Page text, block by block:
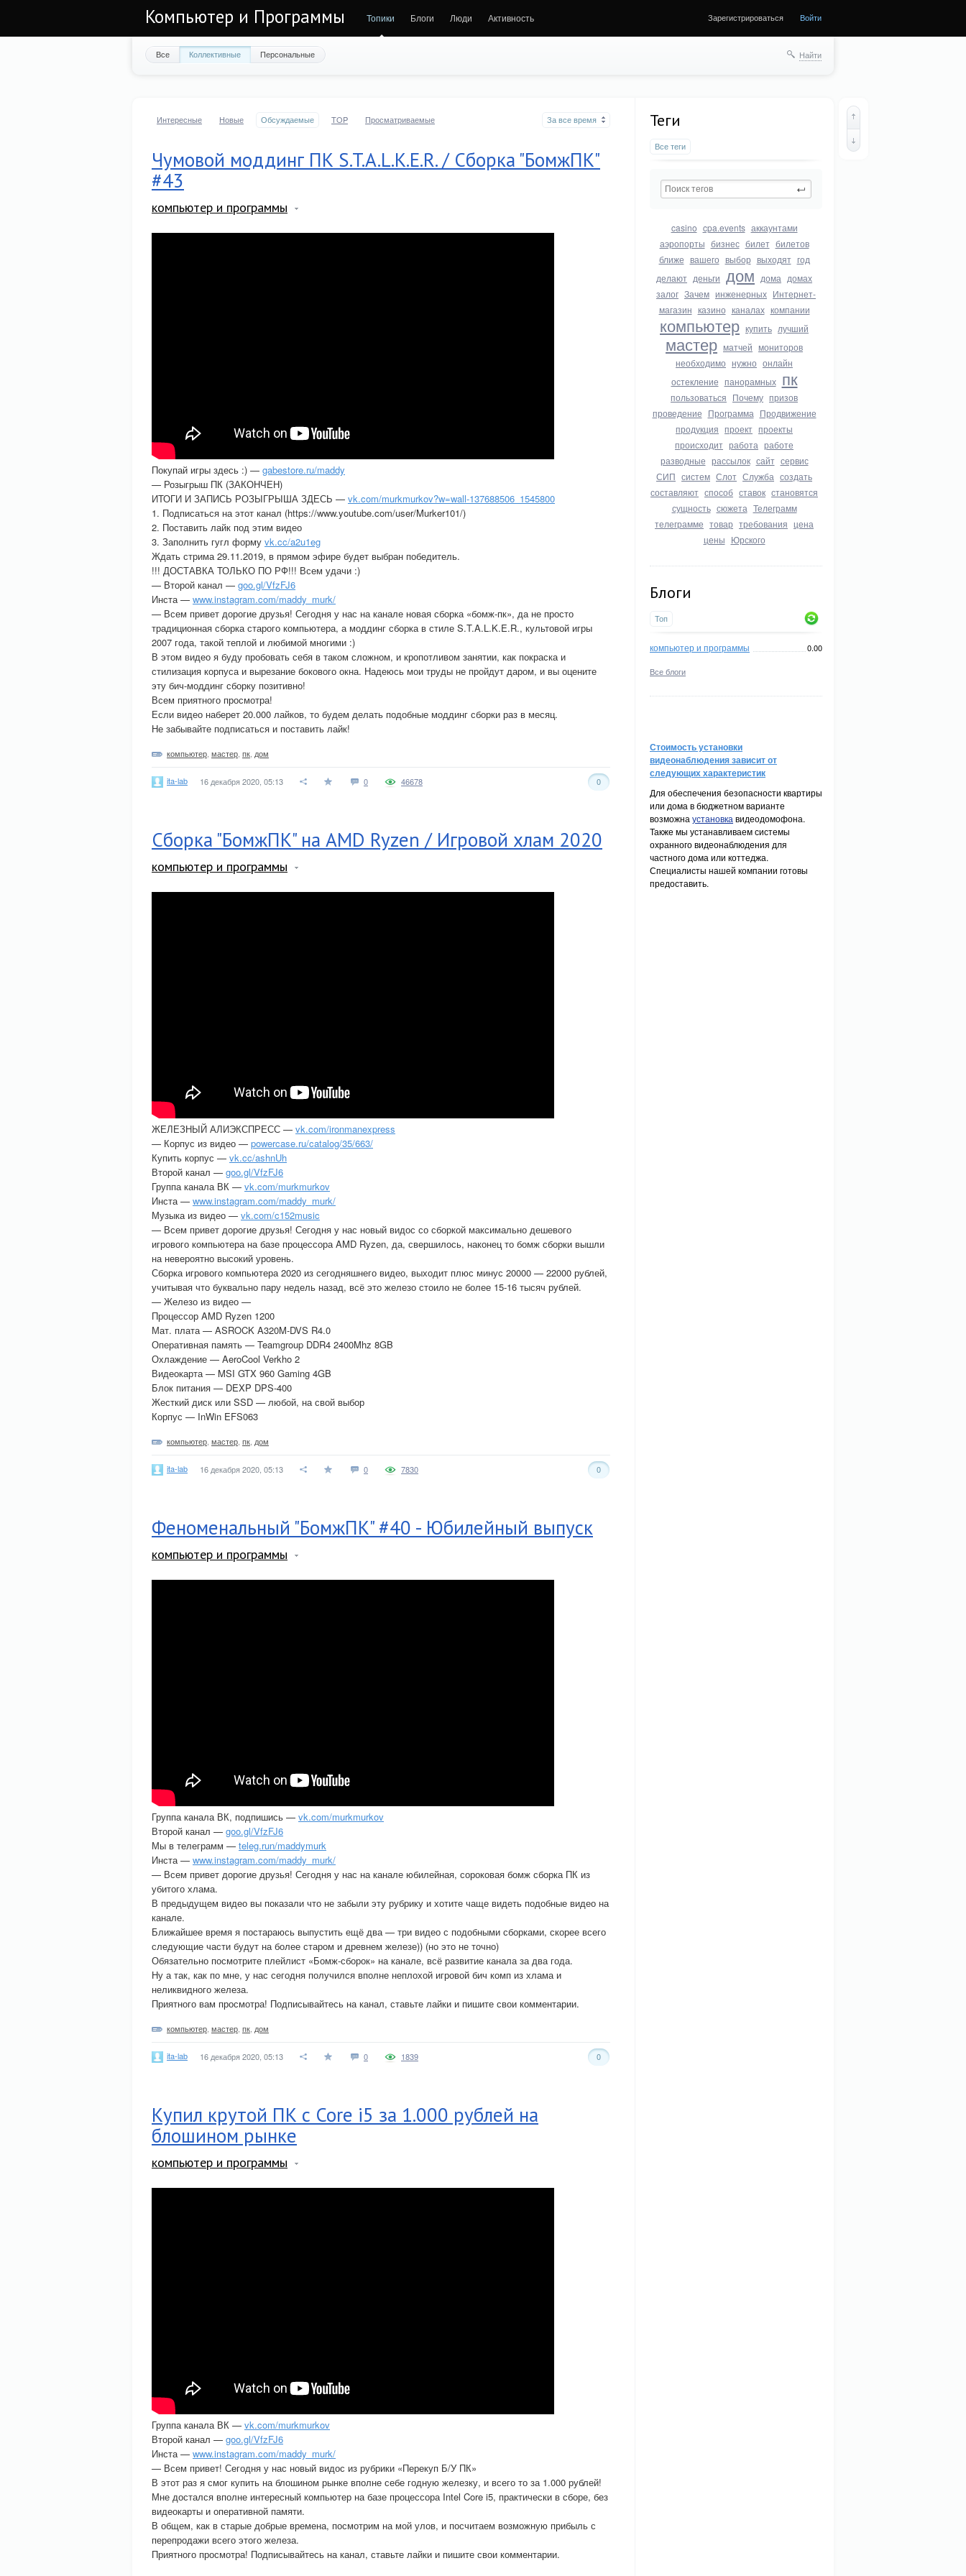
Компьютер и Программы Топики Блоги Люди Активность Зарегистрироваться Войти
Все Коллективные Персональные Найти
Теги
Все теги
casino cpa.events аккаунтами
аэропорты бизнес билет билетов
ближе вашего выбор выходят год
делают деньги дом дома домах
залог Зачем инженерных Интернет-
магазин казино каналах компании
компьютер купить лучший
мастер матчей мониторов
необходимо нужно онлайн
остекление панорамных пк
пользоваться Почему призов
проведение Программа Продвижение
продукция проект проекты
происходит работа работе
разводные рассылок сайт сервис
СИП систем Слот Служба создать
составляют способ ставок становятся
сущность сюжета Телеграмм
телеграмме товар требования цена
цены Юрского
Блоги
Топ
компьютер и программы 0.00
Все блоги
Стоимость установки
видеонаблюдения зависит от
следующих характеристик
Для обеспечения безопасности квартиры
или дома в бюджетном варианте
возможна установка видеодомофона.
Также мы устанавливаем системы
охранного видеонаблюдения для
частного дома или коттеджа.
Специалисты нашей компании готовы
предоставить.
Интересные Новые Обсуждаемые TOP Просматриваемые За все время
Чумовой моддинг ПК S.T.A.L.K.E.R. / Сборка "БомжПК"
#43
компьютер и программы
Покупай игры здесь :) — gabestore.ru/maddy
— Розыгрыш ПК (ЗАКОНЧЕН)
ИТОГИ И ЗАПИСЬ РОЗЫГРЫША ЗДЕСЬ — vk.com/murkmurkov?w=wall-137688506_1545800
1. Подписаться на этот канал (https://www.youtube.com/user/Murker101/)
2. Поставить лайк под этим видео
3. Заполнить гугл форму vk.cc/a2u1eg
Ждать стрима 29.11.2019, в прямом эфире будет выбран победитель.
!!! ДОСТАВКА ТОЛЬКО ПО РФ!!! Всем удачи :)
— Второй канал — goo.gl/VfzFJ6
Инста — www.instagram.com/maddy_murk/
— Всем привет дорогие друзья! Сегодня у нас на канале новая сборка «бомж-пк», да не просто
традиционная сборка старого компьютера, а моддинг сборка в стиле S.T.A.L.K.E.R., культовой игры
2007 года, такой теплой и любимой многими :)
В этом видео я буду пробовать себя в таком сложном, и кропотливом занятии, как покраска и
стилизация корпуса и вырезание бокового окна. Надеюсь мои труды не пройдут даром, и вы оцените
эту бич-моддинг сборку позитивно!
Всем приятного просмотра!
Если видео наберет 20.000 лайков, то будем делать подобные моддинг сборки раз в месяц.
Не забывайте подписаться и поставить лайк!
компьютер мастер пк дом
ita-lab 16 декабря 2020, 05:13 0 0
46678
Сборка "БомжПК" на AMD Ryzen / Игровой хлам 2020
компьютер и программы
ЖЕЛЕЗНЫЙ АЛИЭКСПРЕСС — vk.com/ironmanexpress
— Корпус из видео — powercase.ru/catalog/35/663/
Купить корпус — vk.cc/ashnUh
Второй канал — goo.gl/VfzFJ6
Группа канала ВК — vk.com/murkmurkov
Инста — www.instagram.com/maddy_murk/
Музыка из видео — vk.com/c152music
— Всем привет дорогие друзья! Сегодня у нас новый видос со сборкой максимально дешевого
игрового компьютера на базе процессора AMD Ryzen, да, свершилось, наконец то бомж сборки вышли
на невероятно высокий уровень.
Сборка игрового компьютера 2020 из сегодняшнего видео, выходит плюс минус 20000 — 22000 рублей,
учитывая что буквально пару недель назад, всё это железо стоило не более 15-16 тысяч рублей.
— Железо из видео —
Процессор AMD Ryzen 1200
Мат. плата — ASROCK A320M-DVS R4.0
Оперативная память — Teamgroup DDR4 2400Mhz 8GB
Охлаждение — AeroCool Verkho 2
Видеокарта — MSI GTX 960 Gaming 4GB
Блок питания — DEXP DPS-400
Жесткий диск или SSD — любой, на свой выбор
Корпус — InWin EFS063
компьютер мастер пк дом
ita-lab 16 декабря 2020, 05:13 0 0
7830
Феноменальный "БомжПК" #40 - Юбилейный выпуск
компьютер и программы
Группа канала ВК, подпишись — vk.com/murkmurkov
Второй канал — goo.gl/VfzFJ6
Мы в телеграмм — teleg.run/maddymurk
Инста — www.instagram.com/maddy_murk/
— Всем привет дорогие друзья! Сегодня у нас на канале юбилейная, сороковая бомж сборка ПК из
убитого хлама.
В предыдущем видео вы показали что не забыли эту рубрику и хотите чаще видеть подобные видео на
канале.
Ближайшее время я постараюсь выпустить ещё два — три видео с подобными сборками, скорее всего
следующие части будут на более старом и древнем железе)) (но это не точно)
Обязательно посмотрите плейлист «Бомж-сборок» на канале, всё развитие канала за два года.
Ну а так, как по мне, у нас сегодня получился вполне неплохой игровой бич комп из хлама и
неликвидного железа.
Приятного вам просмотра! Подписывайтесь на канал, ставьте лайки и пишите свои комментарии.
компьютер мастер пк дом
ita-lab 16 декабря 2020, 05:13 0 0
1839
Купил крутой ПК с Core i5 за 1.000 рублей на
блошином рынке
компьютер и программы
Группа канала ВК — vk.com/murkmurkov
Второй канал — goo.gl/VfzFJ6
Инста — www.instagram.com/maddy_murk/
— Всем привет! Сегодня у нас новый видос из рубрики «Перекуп Б/У ПК»
В этот раз я смог купить на блошином рынке вполне себе годную железку, и всего то за 1.000 рублей!
Мне достался вполне интересный компьютер на базе процессора Intel Core i5, практически в сборе, без
видеокарты и оперативной памяти.
В общем, как в старые добрые времена, посмотрим на мой улов, и посчитаем возможную прибыль с
перепродажи всего этого железа.
Приятного просмотра! Подписывайтесь на канал, ставьте лайки и пишите свои комментарии.